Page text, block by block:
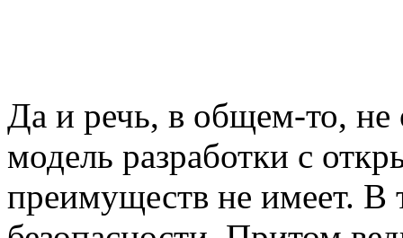
Да и речь, в общем-то, не
модель разработки с
преимуществ не имеет. В